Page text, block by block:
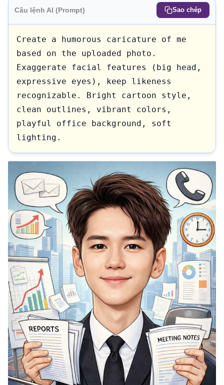
Câu lệnh AI (Prompt) Sao chép
Create a humorous caricature of me
based on the uploaded photo.
Exaggerate facial features (big head,
expressive eyes), keep likeness
recognizable. Bright cartoon style,
clean outlines, vibrant colors,
playful office background, soft
lighting.